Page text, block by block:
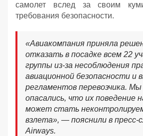
самолет вслед за своим
требования безопасности.
«Авиакомпания приняла
отказать в посадке всем 22
группы из-за несоблюдения
авиационной безопасности и
регламентов перевозчика. Мы
опасались, что их поведение
может стать
взлета», — пояснили в пресс-
Airways.